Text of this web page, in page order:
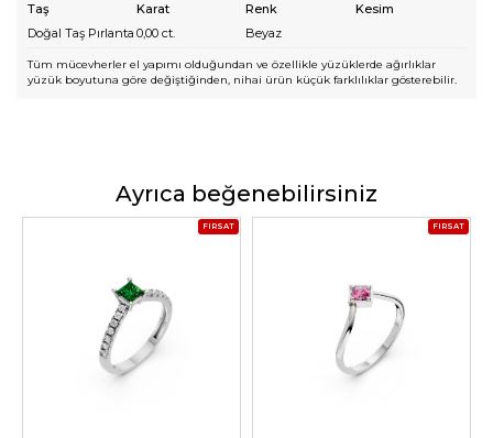
Taş Karat Renk
Kesim
Doğal Taş Pırlanta 0,00 ct. Beyaz
Tüm mücevherler el yapımı olduğundan ve özellikle yüzüklerde ağırlıklar
yüzük boyutuna göre değiştiğinden, nihai ürün küçük farklılıklar gösterebilir.
Ayrıca beğenebilirsiniz
FIRSAT FIRSAT